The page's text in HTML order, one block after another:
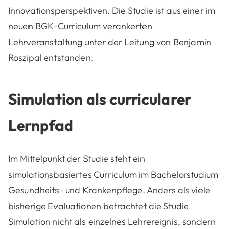
Innovationsperspektiven. Die Studie ist aus einer im
neuen BGK-Curriculum verankerten
Lehrveranstaltung unter der Leitung von Benjamin
Roszipal entstanden.
Simulation als curricularer
Lernpfad
Im Mittelpunkt der Studie steht ein
simulationsbasiertes Curriculum im Bachelorstudium
Gesundheits- und Krankenpflege. Anders als viele
bisherige Evaluationen betrachtet die Studie
Simulation nicht als einzelnes Lehrereignis, sondern